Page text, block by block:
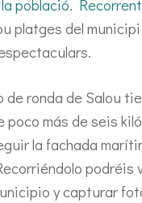
població.
platges del
de ronda de Salou
poco más de seis
la fachada
podréis
y capturar